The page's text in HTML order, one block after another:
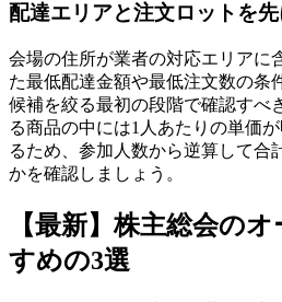
配達エリアと注文ロットを
会場の住所が業者の対応エリアに
た最低配達金額や最低注文数の条
候補を絞る最初の段階で確認すべ
る商品の中には1人あたりの単価
るため、参加人数から逆算して合
かを確認しましょう。
【最新】株主総会の
すめの3選